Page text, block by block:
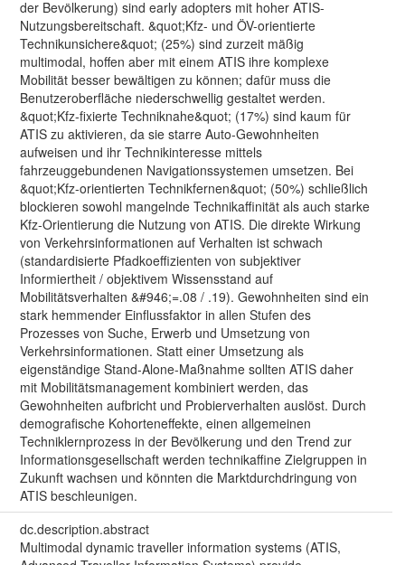
der Bevölkerung) sind early adopters mit hoher ATIS-
Nutzungsbereitschaft. &quot;Kfz- und ÖV-orientierte
Technikunsichere&quot; (25%) sind zurzeit mäßig
multimodal, hoffen aber mit einem ATIS ihre komplexe
Mobilität besser bewältigen zu können; dafür muss die
Benutzeroberfläche niederschwellig gestaltet werden.
&quot;Kfz-fixierte Techniknahe&quot; (17%) sind kaum für
ATIS zu aktivieren, da sie starre Auto-Gewohnheiten
aufweisen und ihr Technikinteresse mittels
fahrzeuggebundenen Navigationssystemen umsetzen. Bei
&quot;Kfz-orientierten Technikfernen&quot; (50%) schließlich
blockieren sowohl mangelnde Technikaffinität als auch starke
Kfz-Orientierung die Nutzung von ATIS. Die direkte Wirkung
von Verkehrsinformationen auf Verhalten ist schwach
(standardisierte Pfadkoeffizienten von subjektiver
Informiertheit / objektivem Wissensstand auf
Mobilitätsverhalten &#946;=.08 / .19). Gewohnheiten sind ein
stark hemmender Einflussfaktor in allen Stufen des
Prozesses von Suche, Erwerb und Umsetzung von
Verkehrsinformationen. Statt einer Umsetzung als
eigenständige Stand-Alone-Maßnahme sollten ATIS daher
mit Mobilitätsmanagement kombiniert werden, das
Gewohnheiten aufbricht und Probierverhalten auslöst. Durch
demografische Kohorteneffekte, einen allgemeinen
Techniklernprozess in der Bevölkerung und den Trend zur
Informationsgesellschaft werden technikaffine Zielgruppen in
Zukunft wachsen und könnten die Marktdurchdringung von
ATIS beschleunigen.
dc.description.abstract
Multimodal dynamic traveller information systems (ATIS,